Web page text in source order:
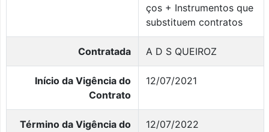
ços + Instrumentos que
substituem contratos
Contratada A D S QUEIROZ
Início da Vigência do
Contrato
12/07/2021
Término da Vigência do
12/07/2022